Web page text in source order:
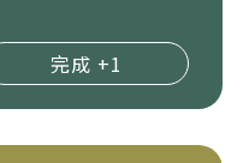
完成 +1